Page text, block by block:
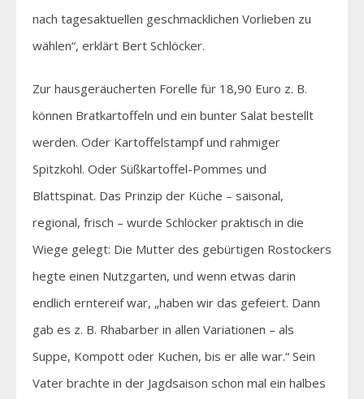
nach tagesaktuellen geschmacklichen Vorlieben zu
wählen“, erklärt Bert Schlöcker.
Zur hausgeräucherten Forelle für 18,90 Euro z. B.
können Bratkartoffeln und ein bunter Salat bestellt
werden. Oder Kartoffelstampf und rahmiger
Spitzkohl. Oder Süßkartoffel-Pommes und
Blattspinat. Das Prinzip der Küche – saisonal,
regional, frisch – wurde Schlöcker praktisch in die
Wiege gelegt: Die Mutter des gebürtigen Rostockers
hegte einen Nutzgarten, und wenn etwas darin
endlich erntereif war, „haben wir das gefeiert. Dann
gab es z. B. Rhabarber in allen Variationen – als
Suppe, Kompott oder Kuchen, bis er alle war.“ Sein
Vater brachte in der Jagdsaison schon mal ein halbes